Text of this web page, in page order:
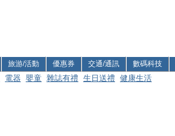
旅游/活動 優惠券 交通/通訊 數碼科技
電器 嬰童 雜誌有禮 生日送禮 健康生活